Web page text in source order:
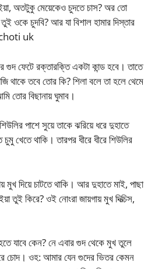
অতটুকু মেয়েকেও চুদতে চাস? অর তো
চুদবি? আর যা বিশাল হামার দিস্তার
uk
গুদ ফেটে রক্তারক্তি একটা কান্ড হবে। তাতে
থাকে তবে তোর কি? শিলা বলে তা হলে থেমে
তোর বিছানায় ঘুমাব।
পাশে সুয়ে তাকে ঝরিয়ে ধরে দুহাতে
খেতে থাকি। তারপর ধীরে ধীরে শিউলির
মুখ দিয়ে চাটতে থাকি। আর দুহাতে মাই, পাছা
তুই কিরে? ওই নোংরা জায়গায় মুখ দিত্চিস,
যাবে কেন? নে এবার গুদ থেকে মুখ তুলে
চোদ। ওহ: আমার যেন গুদের ভিতর কেমন